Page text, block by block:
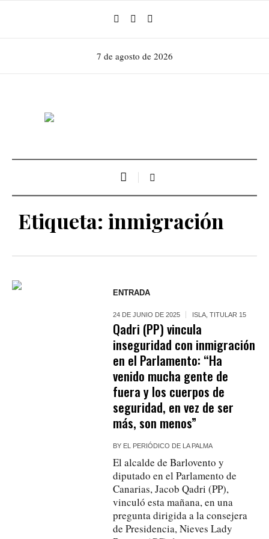
7 de agosto de 2026
Etiqueta: inmigración
ENTRADA
24 DE JUNIO DE 2025 ISLA ,TITULAR 15
Qadri (PP) vincula
inseguridad con inmigración
en el Parlamento: “Ha
venido mucha gente de
fuera y los cuerpos de
seguridad, en vez de ser
más, son menos”
BY EL PERIÓDICO DE LA PALMA
El alcalde de Barlovento y
diputado en el Parlamento de
Canarias, Jacob Qadri (PP),
vinculó esta mañana, en una
pregunta dirigida a la consejera
de Presidencia, Nieves Lady